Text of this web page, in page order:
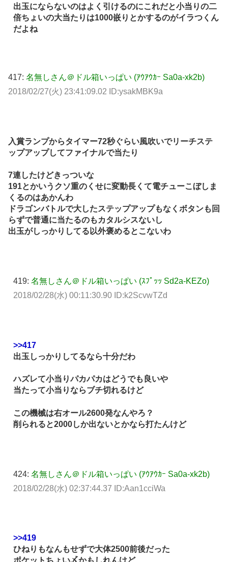
出玉にならないのはよく引けるのにこれだと小当りの二
倍ちょいの大当たりは1000嵌りとかするのがイラつくん
だよね
417: 名無しさん＠ドル箱いっぱい (ｱｳｱｳｶｰ Sa0a-xk2b)
2018/02/27(火) 23:41:09.02 ID:ysakMBK9a
入賞ランプからタイマー72秒ぐらい風吹いでリーチステ
ップアップしてファイナルで当たり
7連したけどきっついな
191とかいうクソ重のくせに変動長くて電チューこぼしま
くるのはあかんわ
ドラゴンバトルで大したステップアップもなくボタンも回
らずで普通に当たるのもカタルシスないし
出玉がしっかりしてる以外褒めるとこないわ
419: 名無しさん＠ドル箱いっぱい (ｽﾌﾟｯｯ Sd2a-KEZo)
2018/02/28(水) 00:11:30.90 ID:k2ScvwTZd
>>417
出玉しっかりしてるなら十分だわ
ハズレて小当りパカパカはどうでも良いや
当たって小当りならブチ切れるけど
この機械は右オール2600発なんやろ？
削られると2000しか出ないとかなら打たんけど
424: 名無しさん＠ドル箱いっぱい (ｱｳｱｳｶｰ Sa0a-xk2b)
2018/02/28(水) 02:37:44.37 ID:Aan1cciWa
>>419
ひねりもなんもせずで大体2500前後だった